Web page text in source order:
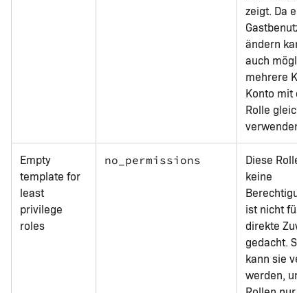
zeigt. Da ein
ändern
auch
mehrere
Konto mit
Rolle
verwenden.
Empty
template for
least
privilege
roles
no_permissions
Diese Rolle
keine
ist nicht für
direkte
gedacht.
kann sie
werden, um